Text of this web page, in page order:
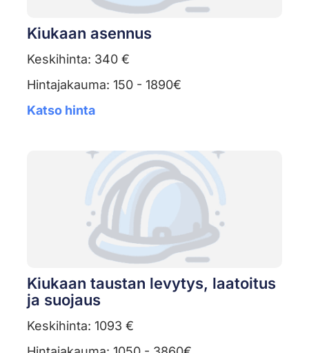
Kiukaan asennus
Keskihinta: 340 €
Hintajakauma: 150 - 1890€
Katso hinta
Kiukaan taustan levytys, laatoitus
ja suojaus
Keskihinta: 1093 €